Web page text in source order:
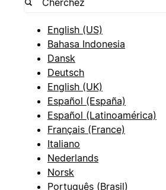
English (US)
Bahasa Indonesia
Dansk
Deutsch
English (UK)
Español (España)
Español (Latinoamérica)
Français (France)
Italiano
Nederlands
Norsk
Português (Brasil)